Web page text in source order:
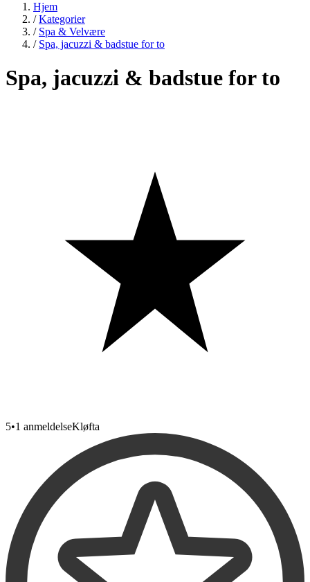
Hjem
/Kategorier
/ Spa & Velvære
/ Spa, jacuzzi & badstue for to
Spa, jacuzzi & badstue for to
5•1 anmeldelseKløfta